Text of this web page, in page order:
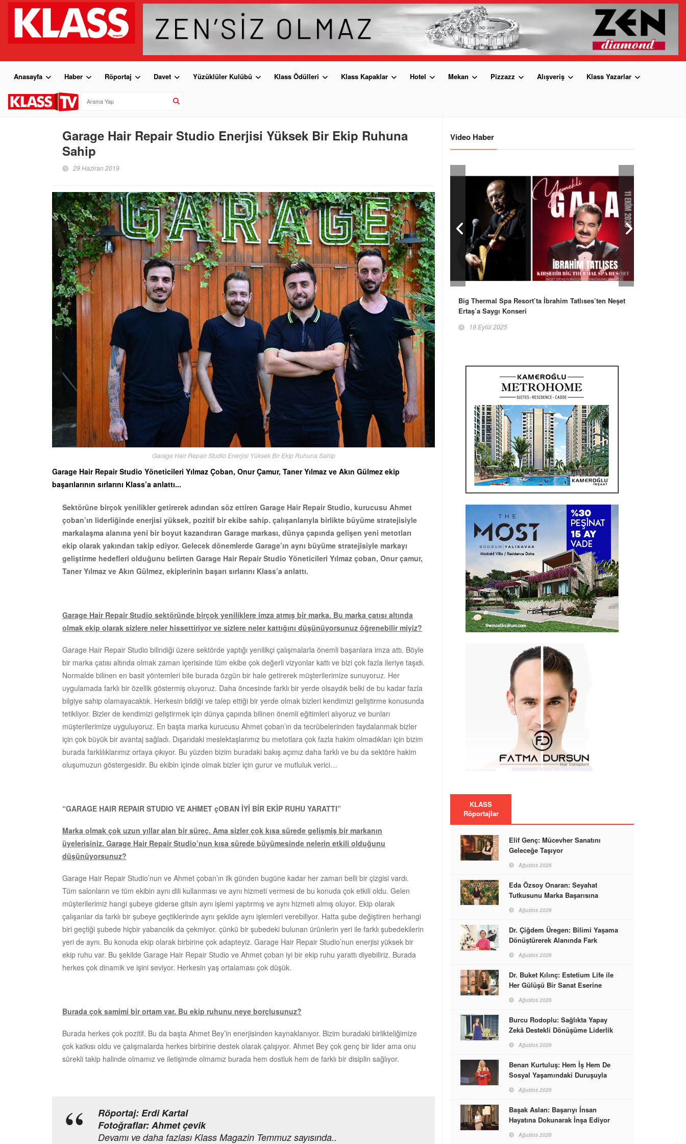
Anasayfa Haber Röportaj Davet Yüzüklüler Kulübü Klass Ödülleri Klass Kapaklar Hotel Mekan Pizzazz Alışveriş Klass Yazarlar
Garage Hair Repair Studio Enerjisi Yüksek Bir Ekip Ruhuna
Sahip
29 Haziran 2019
Garage Hair Repair Studio Enerjisi Yüksek Bir Ekip Ruhuna Sahip
Garage Hair Repair Studio Yöneticileri Yılmaz Çoban, Onur Çamur, Taner Yılmaz ve Akın Gülmez ekip
başarılarının sırlarını Klass’a anlattı...
Sektörüne birçok yenilikler getirerek adından söz ettiren Garage Hair Repair Studio, kurucusu Ahmet
çoban’ın liderliğinde enerjisi yüksek, pozitif bir ekibe sahip. çalışanlarıyla birlikte büyüme stratejisiyle
markalaşma alanına yeni bir boyut kazandıran Garage markası, dünya çapında gelişen yeni metotları
ekip olarak yakından takip ediyor. Gelecek dönemlerde Garage’ın aynı büyüme stratejisiyle markayı
geliştirme hedefleri olduğunu belirten Garage Hair Repair Studio Yöneticileri Yılmaz çoban, Onur çamur,
Taner Yılmaz ve Akın Gülmez, ekiplerinin başarı sırlarını Klass’a anlattı.
Garage Hair Repair Studio sektöründe birçok yeniliklere imza atmış bir marka. Bu marka çatısı altında
olmak ekip olarak sizlere neler hissettiriyor ve sizlere neler kattığını düşünüyorsunuz öğrenebilir miyiz?
Garage Hair Repair Studio bilindiği üzere sektörde yaptığı yenilikçi çalışmalarla önemli başarılara imza attı. Böyle
bir marka çatısı altında olmak zaman içerisinde tüm ekibe çok değerli vizyonlar kattı ve bizi çok fazla ileriye taşıdı.
Normalde bilinen en basit yöntemleri bile burada özgün bir hale getirerek müşterilerimize sunuyoruz. Her
uygulamada farklı bir özellik göstermiş oluyoruz. Daha öncesinde farklı bir yerde olsaydık belki de bu kadar fazla
bilgiye sahip olamayacaktık. Herkesin bildiği ve talep ettiği bir yerde olmak bizleri kendimizi geliştirme konusunda
tetikliyor. Bizler de kendimizi geliştirmek için dünya çapında bilinen önemli eğitimleri alıyoruz ve bunları
müşterilerimize uyguluyoruz. En başta marka kurucusu Ahmet çoban’ın da tecrübelerinden faydalanmak bizler
için çok büyük bir avantaj sağladı. Dışarıdaki meslektaşlarımız bu metotlara çok fazla hakim olmadıkları için bizim
burada farklılıklarımız ortaya çıkıyor. Bu yüzden bizim buradaki bakış açımız daha farklı ve bu da sektöre hakim
oluşumuzun göstergesidir. Bu ekibin içinde olmak bizler için gurur ve mutluluk verici…
“GARAGE HAIR REPAIR STUDIO VE AHMET çOBAN İYİ BİR EKİP RUHU YARATTI”
Marka olmak çok uzun yıllar alan bir süreç. Ama sizler çok kısa sürede gelişmiş bir markanın
üyelerisiniz. Garage Hair Repair Studio’nun kısa sürede büyümesinde nelerin etkili olduğunu
düşünüyorsunuz?
Garage Hair Repair Studio’nun ve Ahmet çoban’ın ilk günden bugüne kadar her zaman belli bir çizgisi vardı.
Tüm salonların ve tüm ekibin aynı dili kullanması ve aynı hizmeti vermesi de bu konuda çok etkili oldu. Gelen
müşterilerimiz hangi şubeye giderse gitsin aynı işlemi yaptırmış ve aynı hizmeti almış oluyor. Ekip olarak
çalışanlar da farklı bir şubeye geçtiklerinde aynı şekilde aynı işlemleri verebiliyor. Hatta şube değiştiren herhangi
biri geçtiği şubede hiçbir yabancılık da çekmiyor. çünkü bir şubedeki bulunan ürünlerin yeri ile farklı şubedekilerin
yeri de aynı. Bu konuda ekip olarak birbirine çok adapteyiz. Garage Hair Repair Studio’nun enerjisi yüksek bir
ekip ruhu var. Bu şekilde Garage Hair Repair Studio ve Ahmet çoban iyi bir ekip ruhu yarattı diyebiliriz. Burada
herkes çok dinamik ve işini seviyor. Herkesin yaş ortalaması çok düşük.
Burada çok samimi bir ortam var. Bu ekip ruhunu neye borçlusunuz?
Burada herkes çok pozitif. Bu da başta Ahmet Bey’in enerjisinden kaynaklanıyor. Bizim buradaki birlikteliğimize
çok katkısı oldu ve çalışmalarda herkes birbirine destek olarak çalışıyor. Ahmet Bey çok genç bir lider ama onu
sürekli takip halinde olmamız ve iletişimde olmamız burada hem dostluk hem de farklı bir disiplin sağlıyor.
Röportaj: Erdi Kartal
Fotoğraflar: Ahmet çevik
Devamı ve daha fazlası Klass Magazin Temmuz sayısında..
Video Haber
Big Thermal Spa Resort’ta İbrahim Tatlıses’ten Neşet
Ertaş’a Saygı Konseri
19 Eylül 2025
KLASS
Röportajlar
Elif Genç: Mücevher Sanatını
Geleceğe Taşıyor
Ağustos 2026
Eda Özsoy Onaran: Seyahat
Tutkusunu Marka Başarısına
Ağustos 2026
Dr. Çiğdem Üregen: Bilimi Yaşama
Dönüştürerek Alanında Fark
Ağustos 2026
Dr. Buket Kılınç: Estetium Life ile
Her Gülüşü Bir Sanat Eserine
Ağustos 2026
Burcu Rodoplu: Sağlıkta Yapay
Zekâ Destekli Dönüşüme Liderlik
Ağustos 2026
Benan Kurtuluş: Hem İş Hem De
Sosyal Yaşamındaki Duruşuyla
Ağustos 2026
Başak Aslan: Başarıyı İnsan
Hayatına Dokunarak İnşa Ediyor
Ağustos 2026